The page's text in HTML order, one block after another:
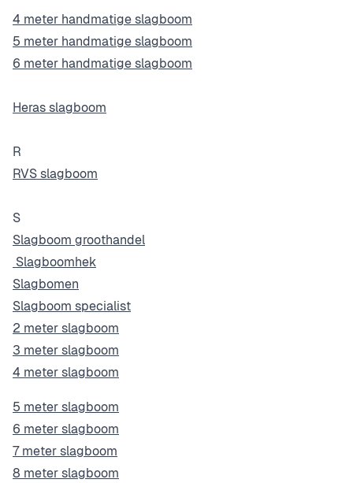
4 meter handmatige slagboom
5 meter handmatige slagboom
6 meter handmatige slagboom
Heras slagboom
R
RVS slagboom
S
Slagboom groothandel
Slagboomhek
Slagbomen
Slagboom specialist
2 meter slagboom
3 meter slagboom
4 meter slagboom
5 meter slagboom
6 meter slagboom
7 meter slagboom
8 meter slagboom